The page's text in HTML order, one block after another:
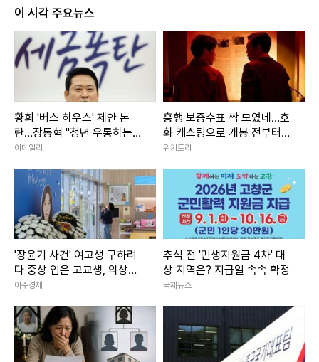
본 콘텐츠는뉴스픽 파트너스에서 공유된 콘텐츠입니다.
이 시각 주요뉴스
황희 '버스 하우스' 제안 논
란…장동혁 "청년 우롱하는
정책"
이데일리
흥행 보증수표 싹 모였네…호
화 캐스팅으로 개봉 전부터
기대감 쏠린 '한국 영화'
위키트리
'장윤기 사건' 여고생 구하려
다 중상 입은 고교생, 의상자
인정
아주경제
추석 전 '민생지원금 4차' 대
상 지역은? 지급일 속속 확정
국제뉴스